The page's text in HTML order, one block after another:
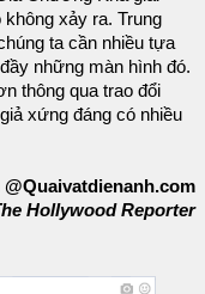
xảy ra. Trung
ta cần nhiều tựa
những màn hình đó.
thông qua trao đổi
xứng đáng có nhiều
Hollywood Reporter